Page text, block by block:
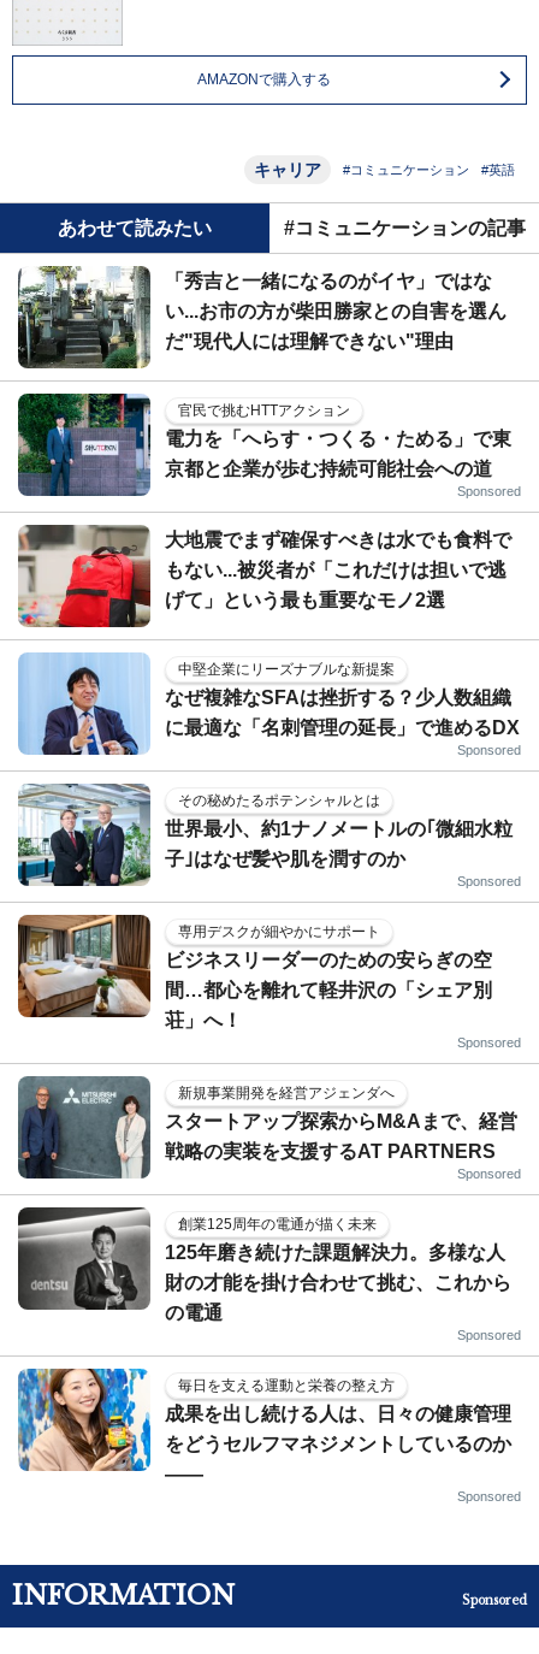
AMAZONで購入する
キャリア #コミュニケーション #英語
あわせて読みたい #コミュニケーションの記事
「秀吉と一緒になるのがイヤ」ではな
い...お市の方が柴田勝家との自害を選ん
だ"現代人には理解できない"理由
官民で挑むHTTアクション
電力を「へらす・つくる・ためる」で東
京都と企業が歩む持続可能社会への道
Sponsored
大地震でまず確保すべきは水でも食料で
もない...被災者が「これだけは担いで逃
げて」という最も重要なモノ2選
中堅企業にリーズナブルな新提案
なぜ複雑なSFAは挫折する？少人数組織
に最適な「名刺管理の延長」で進めるDX
Sponsored
その秘めたるポテンシャルとは
世界最小、約1ナノメートルの｢微細水粒
子｣はなぜ髪や肌を潤すのか
Sponsored
専用デスクが細やかにサポート
ビジネスリーダーのための安らぎの空
間…都心を離れて軽井沢の「シェア別
荘」へ！
Sponsored
新規事業開発を経営アジェンダへ
スタートアップ探索からM&Aまで、経営
戦略の実装を支援するAT PARTNERS
Sponsored
創業125周年の電通が描く未来
125年磨き続けた課題解決力。多様な人
財の才能を掛け合わせて挑む、これから
の電通
Sponsored
毎日を支える運動と栄養の整え方
成果を出し続ける人は、日々の健康管理
をどうセルフマネジメントしているのか
——
Sponsored
INFORMATION Sponsored